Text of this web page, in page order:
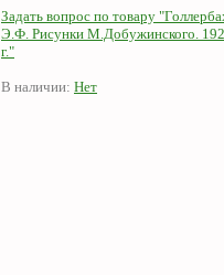
Задать вопрос по товару
Э.Ф. Рисунки М.Добужинского.
г."
В наличии: Нет